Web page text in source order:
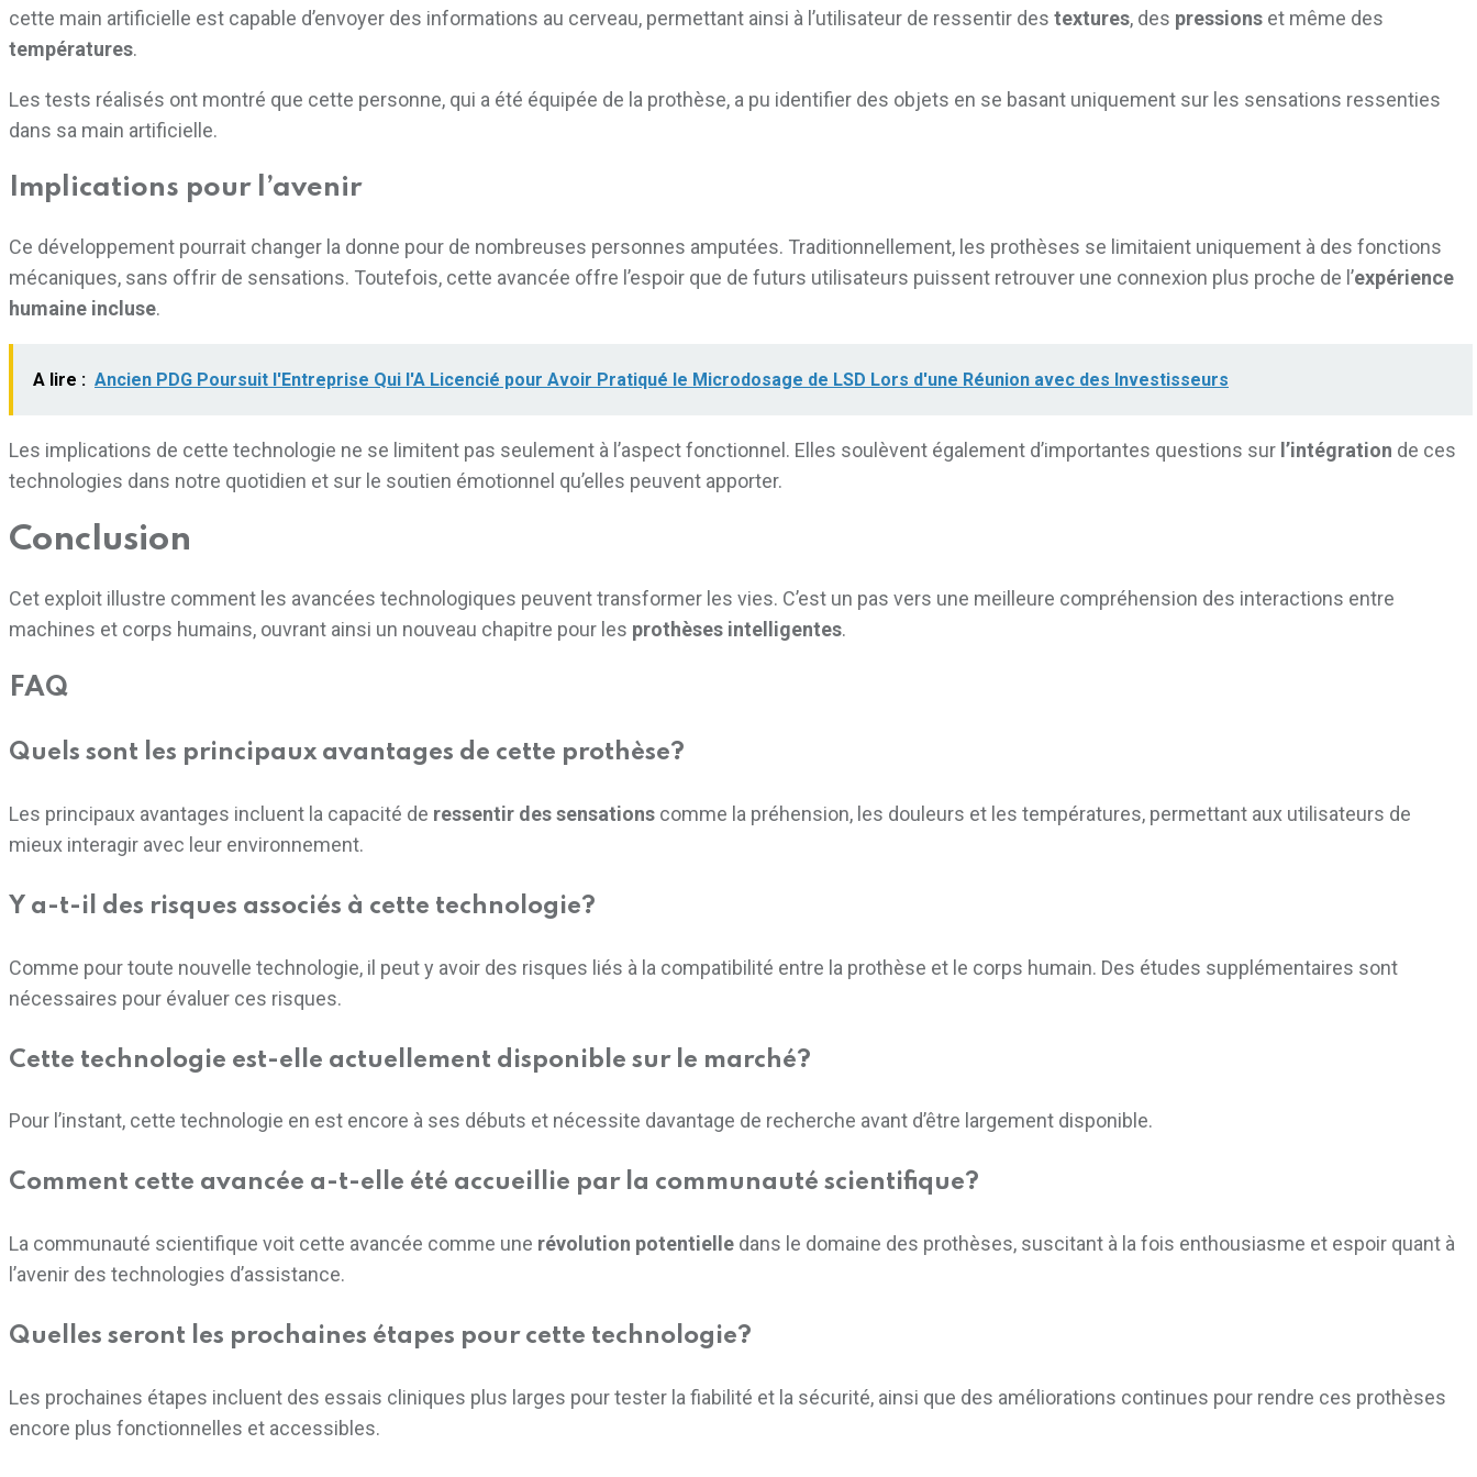
cette main artificielle est capable d’envoyer des informations au cerveau, permettant ainsi à l’utilisateur de ressentir des textures, des pressions et même des
températures.
Les tests réalisés ont montré que cette personne, qui a été équipée de la prothèse, a pu identifier des objets en se basant uniquement sur les sensations ressenties
dans sa main artificielle.
Implications pour l’avenir
Ce développement pourrait changer la donne pour de nombreuses personnes amputées. Traditionnellement, les prothèses se limitaient uniquement à des fonctions
mécaniques, sans offrir de sensations. Toutefois, cette avancée offre l’espoir que de futurs utilisateurs puissent retrouver une connexion plus proche de l’expérience
humaine incluse.
A lire : Ancien PDG Poursuit l'Entreprise Qui l'A Licencié pour Avoir Pratiqué le Microdosage de LSD Lors d'une Réunion avec des Investisseurs
Les implications de cette technologie ne se limitent pas seulement à l’aspect fonctionnel. Elles soulèvent également d’importantes questions sur l’intégration de ces
technologies dans notre quotidien et sur le soutien émotionnel qu’elles peuvent apporter.
Conclusion
Cet exploit illustre comment les avancées technologiques peuvent transformer les vies. C’est un pas vers une meilleure compréhension des interactions entre
machines et corps humains, ouvrant ainsi un nouveau chapitre pour les prothèses intelligentes.
FAQ
Quels sont les principaux avantages de cette prothèse?
Les principaux avantages incluent la capacité de ressentir des sensations comme la préhension, les douleurs et les températures, permettant aux utilisateurs de
mieux interagir avec leur environnement.
Y a-t-il des risques associés à cette technologie?
Comme pour toute nouvelle technologie, il peut y avoir des risques liés à la compatibilité entre la prothèse et le corps humain. Des études supplémentaires sont
nécessaires pour évaluer ces risques.
Cette technologie est-elle actuellement disponible sur le marché?
Pour l’instant, cette technologie en est encore à ses débuts et nécessite davantage de recherche avant d’être largement disponible.
Comment cette avancée a-t-elle été accueillie par la communauté scientifique?
La communauté scientifique voit cette avancée comme une révolution potentielle dans le domaine des prothèses, suscitant à la fois enthousiasme et espoir quant à
l’avenir des technologies d’assistance.
Quelles seront les prochaines étapes pour cette technologie?
Les prochaines étapes incluent des essais cliniques plus larges pour tester la fiabilité et la sécurité, ainsi que des améliorations continues pour rendre ces prothèses
encore plus fonctionnelles et accessibles.